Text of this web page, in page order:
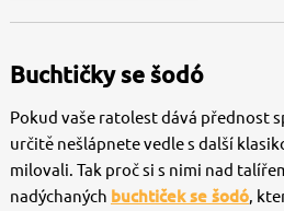
Buchtičky se šodó
Pokud vaše ratolest dává přednost
určitě nešlápnete vedle s další
milovali. Tak proč si s nimi nad
nadýchaných buchtiček se šodó,